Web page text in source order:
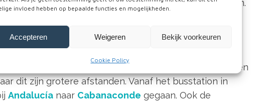
invloed hebben op bepaalde functies en mogelijkheden.
Accepteren Weigeren Bekijk voorkeuren
Cookie Policy
inclusief het reizen van en naar de Colca Canyon.
aanpassen.
bereiken vanaf de stad Arequipa. Ook vanuit
en
dit zijn grotere afstanden. Vanaf het busstation in
Andalucía naar Cabanaconde gegaan. Ook de